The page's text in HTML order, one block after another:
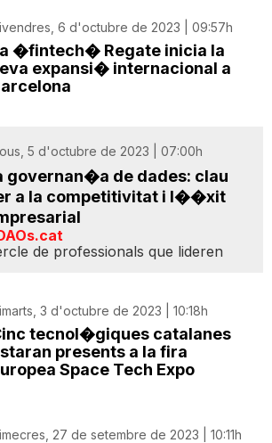
6 d'octubre de 2023 | 09:57h
�fintech� Regate inicia la
expansi� internacional a
5 d'octubre de 2023 | 07:00h
governan�a de dades: clau
a la competitivitat i l��xit
de professionals que lideren
3 d'octubre de 2023 | 10:18h
tecnol�giques catalanes
presents a la fira
Space Tech Expo
27 de setembre de 2023 | 10:11h